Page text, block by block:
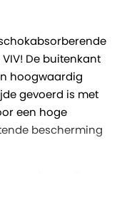
De buitenkant
hoogwaardig
gevoerd is met
een hoge
bescherming
Dankzij de